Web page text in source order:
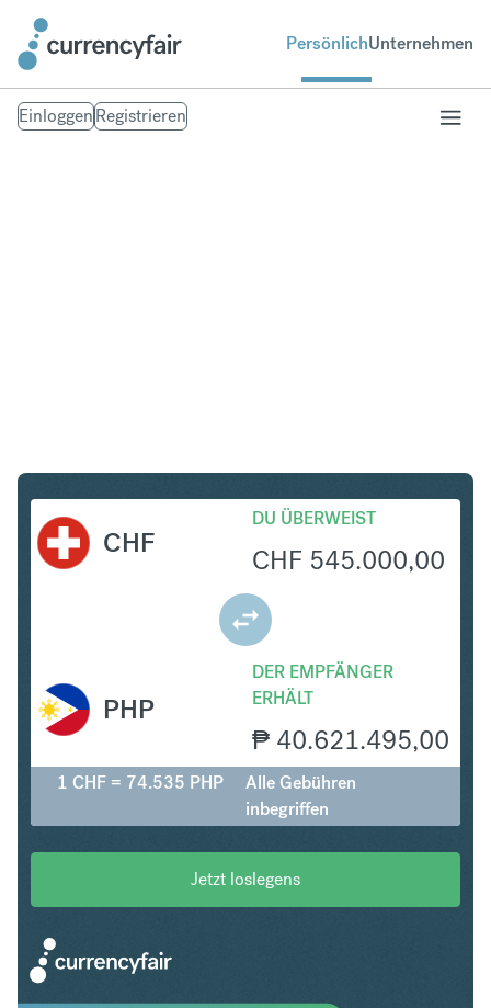
PersönlichUnternehmen
EinloggenRegistrieren
CHF
DU ÜBERWEIST
CHF 545.000,00
DER EMPFÄNGER
ERHÄLT
₱ 40.621.495,00
PHP
1 CHF = 74.535 PHP
Alle Gebühren
inbegriffen
Jetzt loslegens